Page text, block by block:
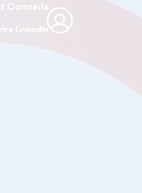
Conseils
LinkedIn